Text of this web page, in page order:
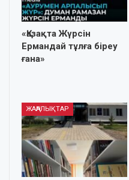
«Қазақта Жүрсін
Ермандай тұлға біреу
ғана»
ЖАҢАЛЫҚТАР